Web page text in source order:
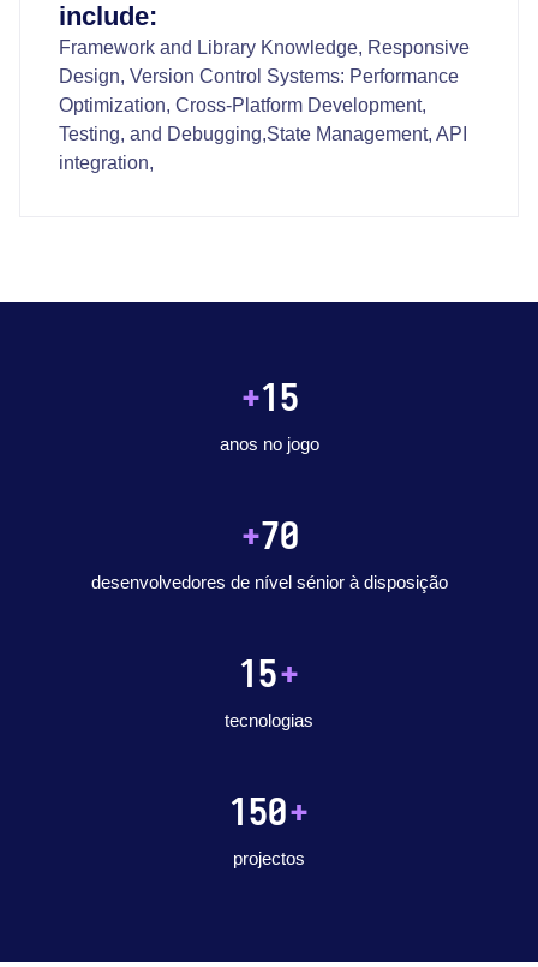
include:
Framework and Library Knowledge, Responsive
Design, Version Control Systems: Performance
Optimization, Cross-Platform Development,
Testing, and Debugging,State Management, API
integration,
+15
anos no jogo
+70
desenvolvedores de nível sénior à disposição
15+
tecnologias
150+
projectos